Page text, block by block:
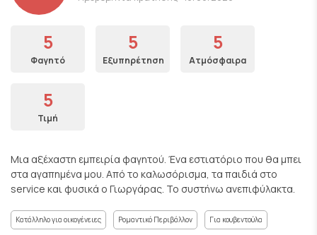
5
Φαγητό
5
Εξυπηρέτηση
5
Ατμόσφαιρα
5
Τιμή
Μια αξέχαστη εμπειρία φαγητού. Ένα εστιατόριο που θα μπει
στα αγαπημένα μου. Από το καλωσόρισμα, τα παιδιά στο
service και φυσικά ο Γιωργάρας. Το συστήνω ανεπιφύλακτα.
Κατάλληλο για οικογένειες Ρομαντικό Περιβάλλον Για κουβεντούλα